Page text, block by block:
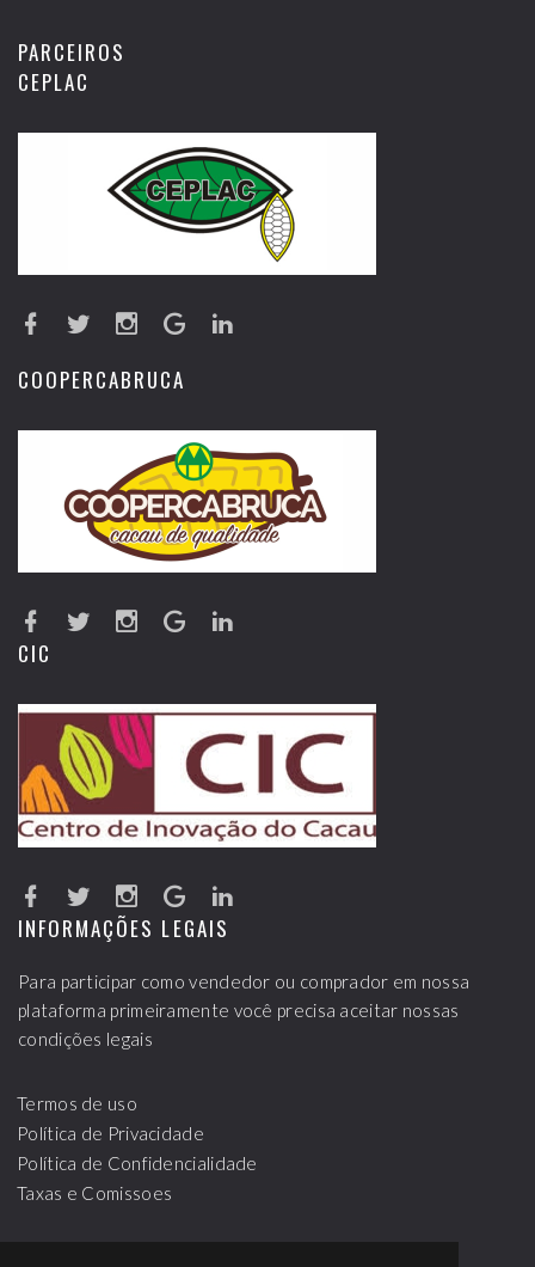
PARCEIROS
CEPLAC
COOPERCABRUCA
CIC
INFORMAÇÕES LEGAIS
Para participar como vendedor ou comprador em nossa
plataforma primeiramente você precisa aceitar nossas
condições legais
Termos de uso
Política de Privacidade
Política de Confidencialidade
Taxas e Comissoes